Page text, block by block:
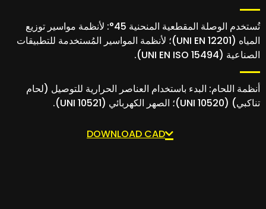
تُستخدم الوصلة المقطعية المنحنية 45°: لأنظمة مواسير توزيع
المياه (UNI EN 12201)؛ لأنظمة المواسير المُستخدمة للتطبيقات
الصناعية (UNI EN ISO 15494).
أنظمة اللحام: البدء باستخدام العناصر الحرارية للتوصيل (لحام
تناكبي) (UNI 10520)؛ الصهر الكهربائي (UNI 10521).
DOWNLOAD CAD